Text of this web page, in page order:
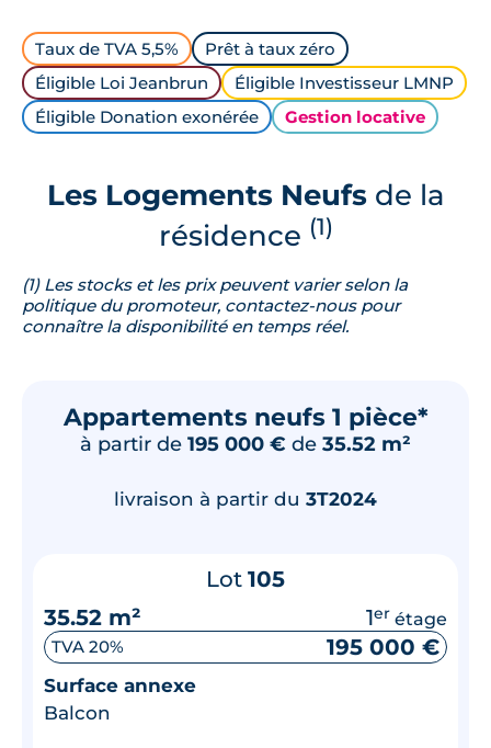
Taux de TVA 5,5%
Prêt à taux zéro
Éligible Loi Jeanbrun
Éligible Investisseur LMNP
Éligible Donation exonérée
Gestion locative
Les Logements Neufsde la
résidence (1)
(1) Les stocks et les prix peuvent varier selon la
politique du promoteur, contactez-nous pour
connaître la disponibilité en temps réel.
Appartements neufs 1 pièce*
à partir de 195 000 € de 35.52 m²
livraison à partir du 3T2024
Lot 105
35.52 m²
1er étage
TVA 20% 195 000 €
Surface annexe
Balcon